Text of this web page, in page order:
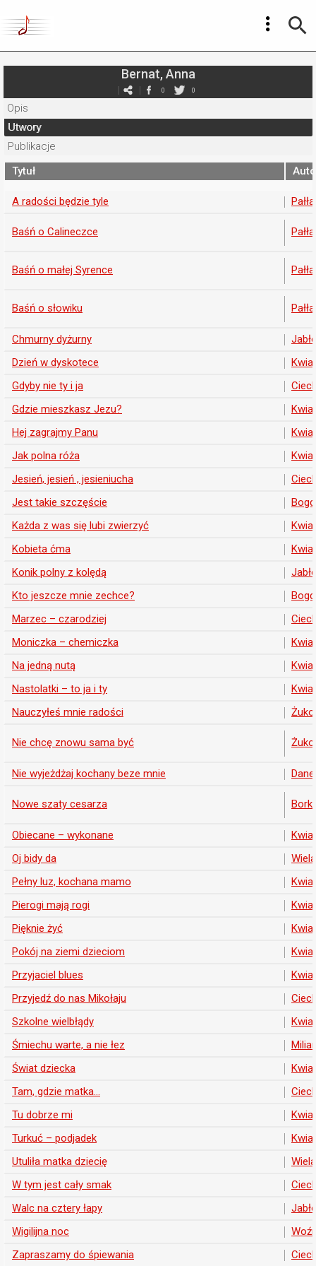
Bernat, Anna
0 0
Opis
Utwory
Publikacje
Tytuł
A radości będzie tyle
Baśń o Calineczce
Baśń o małej Syrence
Baśń o słowiku
Chmurny dyżurny
Dzień w dyskotece
Gdyby nie ty i ja
Gdzie mieszkasz Jezu?
Hej zagrajmy Panu
Jak polna róża
Jesień, jesień , jesieniucha
Jest takie szczęście
Każda z was się lubi zwierzyć
Kobieta ćma
Konik polny z kolędą
Kto jeszcze mnie zechce?
Marzec – czarodziej
Moniczka – chemiczka
Na jedną nutą
Nastolatki – to ja i ty
Nauczyłeś mnie radości
Nie chcę znowu sama być
Nie wyjeżdżaj kochany beze mnie
Nowe szaty cesarza
Obiecane – wykonane
Oj bidy da
Pełny luz, kochana mamo
Pierogi mają rogi
Pięknie żyć
Pokój na ziemi dzieciom
Przyjaciel blues
Przyjedź do nas Mikołaju
Szkolne wielbłądy
Śmiechu warte, a nie łez
Świat dziecka
Tam, gdzie matka...
Tu dobrze mi
Turkuć – podjadek
Utuliła matka dziecię
W tym jest cały smak
Walc na cztery łapy
Wigilijna noc
Zapraszamy do śpiewania